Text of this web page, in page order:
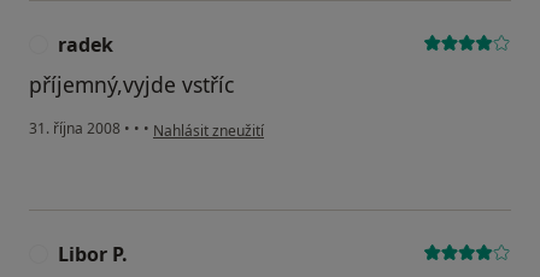
radek
příjemný,vyjde vstříc
31. října 2008 • • • podle názoru uživatele radek
Nahlásit zneužití
Libor P.